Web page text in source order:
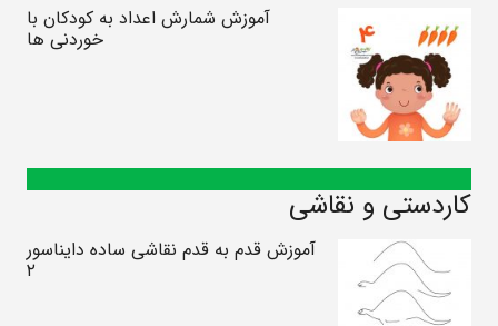
آموزش شمارش اعداد به کودکان با
خوردنی ها
کاردستی و نقاشی
آموزش قدم به قدم نقاشی ساده دایناسور
۲